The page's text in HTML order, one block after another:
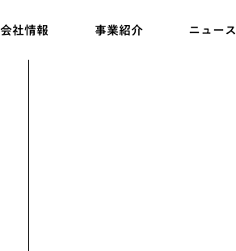
会社情報 事業紹介 ニュース